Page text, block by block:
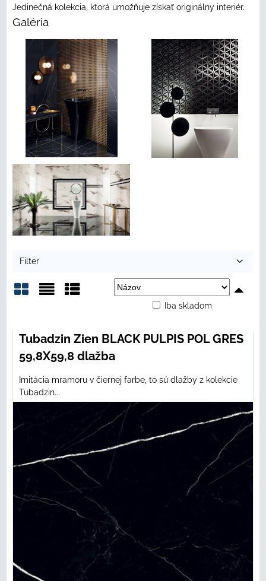
Jedinečná kolekcia, ktorá umožňuje získať originálny interiér.
Galéria
Filter
Iba skladom
Tubadzin Zien BLACK PULPIS POL GRES
59,8X59,8 dlažba
Imitácia mramoru v čiernej farbe, to sú dlažby z kolekcie
Tubadzin...